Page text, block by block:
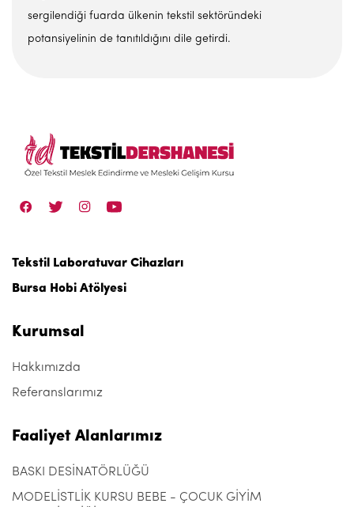
sergilendiği fuarda ülkenin tekstil sektöründeki
potansiyelinin de tanıtıldığını dile getirdi.
Tekstil Laboratuvar Cihazları
Bursa Hobi Atölyesi
Kurumsal
Hakkımızda
Referanslarımız
Faaliyet Alanlarımız
BASKI DESİNATÖRLÜĞÜ
MODELİSTLİK KURSU BEBE - ÇOCUK GİYİM